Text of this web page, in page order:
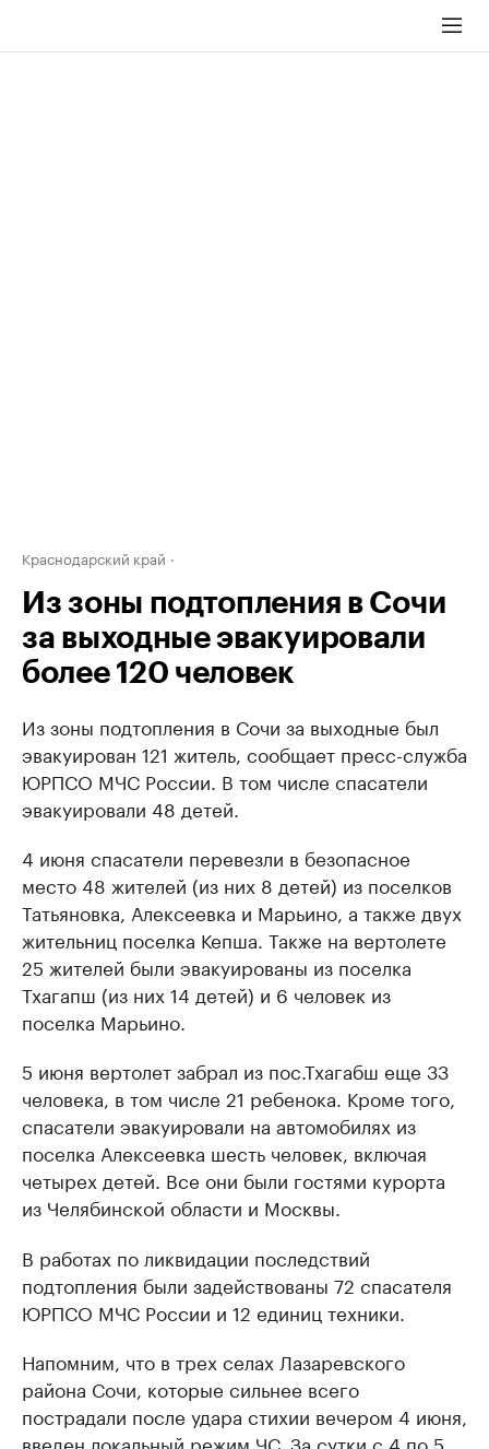
Краснодарский край
Из зоны подтопления в Сочи
за выходные эвакуировали
более 120 человек
Из зоны подтопления в Сочи за выходные был
эвакуирован 121 житель, сообщает пресс-служба
ЮРПСО МЧС России. В том числе спасатели
эвакуировали 48 детей.
4 июня спасатели перевезли в безопасное
место 48 жителей (из них 8 детей) из поселков
Татьяновка, Алексеевка и Марьино, а также двух
жительниц поселка Кепша. Также на вертолете
25 жителей были эвакуированы из поселка
Тхагапш (из них 14 детей) и 6 человек из
поселка Марьино.
5 июня вертолет забрал из пос.Тхагабш еще 33
человека, в том числе 21 ребенока. Кроме того,
спасатели эвакуировали на автомобилях из
поселка Алексеевка шесть человек, включая
четырех детей. Все они были гостями курорта
из Челябинской области и Москвы.
В работах по ликвидации последствий
подтопления были задействованы 72 спасателя
ЮРПСО МЧС России и 12 единиц техники.
Напомним, что в трех селах Лазаревского
района Сочи, которые сильнее всего
пострадали после удара стихии вечером 4 июня,
введен локальный режим ЧС. За сутки с 4 по 5